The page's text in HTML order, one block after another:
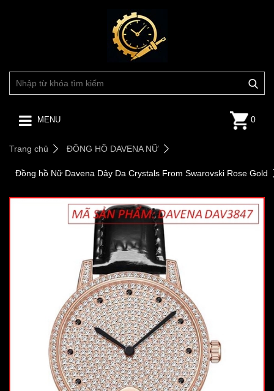
MENU 0
Trang chủ ĐỒNG HỒ DAVENA NỮ
Đồng hồ Nữ Davena Dây Da Crystals From Swarovski Rose Gold